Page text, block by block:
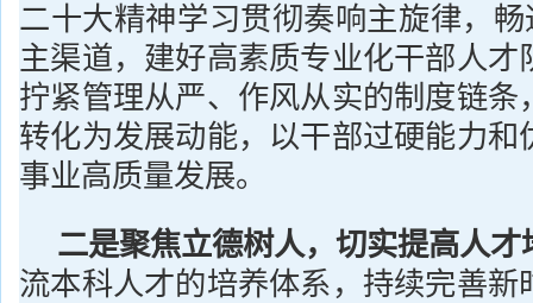
二十大精神学习贯彻奏响主旋律，畅
主渠道，建好高素质专业化干部人才
拧紧管理从严、作风从实的制度链条
转化为发展动能，以干部过硬能力和
事业高质量发展。
二是聚焦立德树人，切实提高人才
流本科人才的培养体系，持续完善新